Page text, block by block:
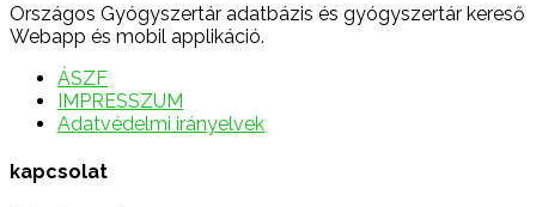
Országos Gyógyszertár adatbázis és gyógyszertár kereső
Webapp és mobil applikáció.
ÁSZF
IMPRESSZUM
Adatvédelmi irányelvek
kapcsolat